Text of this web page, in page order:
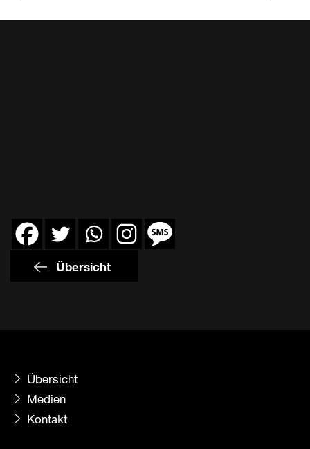
Übersicht
Übersicht
Medien
Kontakt